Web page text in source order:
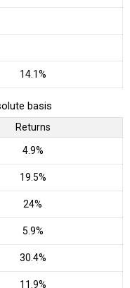
14.1%
basis
Returns
4.9%
19.5%
24%
5.9%
30.4%
11.9%